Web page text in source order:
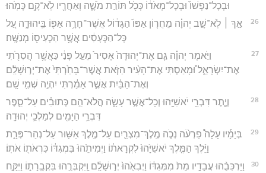
וּבְכָל־נַפְשׁוֹ֙ וּבְכָל־מְאֹד֔וֹ כְּכֹ֖ל תּוֹרַ֣ת מֹשֶׁ֑ה וְאַחֲרָ֖יו לֹֽא־קָ֥ם כָּמֹֽהוּ׃
26
אַ֣ךְ ׀ לֹֽא־שָׁ֣ב יְהוָ֗ה מֵחֲר֤וֹן אַפּוֹ֙ הַגָּד֔וֹל אֲשֶׁר־חָרָ֥ה אַפּ֖וֹ בִּֽיהוּדָ֑ה עַ֚ל
כָּל־הַכְּעָסִ֔ים אֲשֶׁ֥ר הִכְעִיס֖וֹ מְנַשֶּֽׁה׃
27
וַיֹּ֣אמֶר יְהוָ֗ה גַּ֤ם אֶת־יְהוּדָה֙ אָסִיר֙ מֵעַ֣ל פָּנַ֔י כַּאֲשֶׁ֥ר הֲסִרֹ֖תִי
אֶת־יִשְׂרָאֵ֑ל וּ֠מָאַסְתִּי אֶת־הָעִ֨יר הַזֹּ֤את אֲשֶׁר־בָּחַ֙רְתִּי֙ אֶת־יְר֣וּשָׁלִַ֔ם
וְאֶת־הַבַּ֔יִת אֲשֶׁ֣ר אָמַ֔רְתִּי יִהְיֶ֥ה שְׁמִ֖י שָֽׁם׃
28
וְיֶ֛תֶר דִּבְרֵ֥י יֹאשִׁיָּ֖הוּ וְכָל־אֲשֶׁ֣ר עָשָׂ֑ה הֲלֹא־הֵ֣ם כְּתוּבִ֗ים עַל־סֵ֛פֶר
דִּבְרֵ֥י הַיָּמִ֖ים לְמַלְכֵ֥י יְהוּדָֽה׃
29
בְּיָמָ֡יו עָלָה֩ פַרְעֹ֨ה נְכֹ֧ה מֶֽלֶךְ־מִצְרַ֛יִם עַל־מֶ֥לֶךְ אַשּׁ֖וּר עַל־נְהַר־פְּרָ֑ת
וַיֵּ֨לֶךְ הַמֶּ֤לֶךְ יֹאשִׁיָּ֙הוּ֙ לִקְרָאת֔וֹ וַיְמִיתֵ֙הוּ֙ בִּמְגִדּ֔וֹ כִּרְאֹת֖וֹ אֹתֽוֹ׃
30
וַיַּרְכִּבֻ֨הוּ עֲבָדָ֥יו מֵת֙ מִמְּגִדּ֔וֹ וַיְבִאֻ֙הוּ֙ יְר֣וּשָׁלִַ֔ם וַֽיִּקְבְּרֻ֖הוּ בִּקְבֻֽרָת֑וֹ וַיִּקַּ֣ח